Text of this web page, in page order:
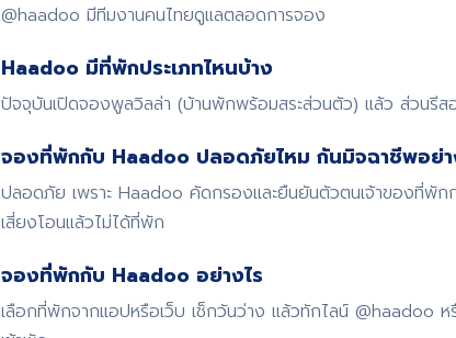
@haadoo มีทีมงานคนไทยดูแลตลอดการจอง
Haadoo มีที่พักประเภทไหนบ้าง
ปัจจุบันเปิดจองพูลวิลล่า (บ้านพักพร้อมสระส่วนตัว) แล้ว ส่วนรีส
จองที่พักกับ Haadoo ปลอดภัยไหม กันมิจฉาชีพอย่า
ปลอดภัย เพราะ Haadoo คัดกรองและยืนยันตัวตนเจ้าของที่พั
เสี่ยงโอนแล้วไม่ได้ที่พัก
จองที่พักกับ Haadoo อย่างไร
เลือกที่พักจากแอปหรือเว็บ เช็กวันว่าง แล้วทักไลน์ @haadoo